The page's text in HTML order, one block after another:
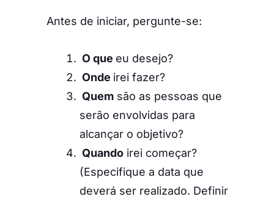
Antes de iniciar, pergunte-se:
O que eu desejo?
Onde irei fazer?
Quemsão as pessoas que
serão envolvidas para
alcançar o objetivo?
Quandoirei começar?
(Especifique a data que
deverá ser realizado. Definir